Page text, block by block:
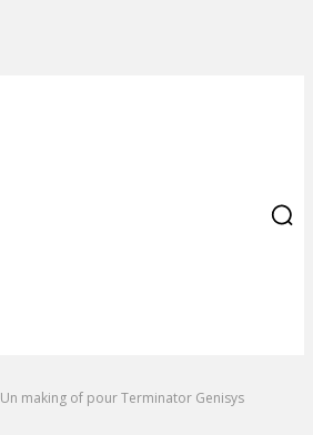
Un making of pour Terminator Genisys